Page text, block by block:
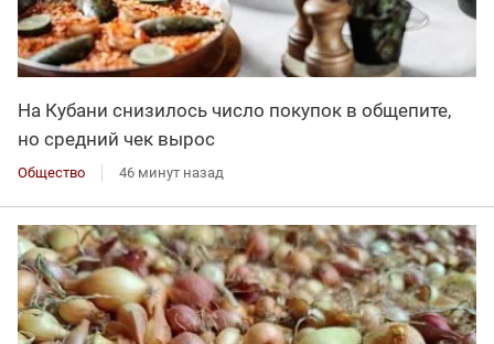
На Кубани снизилось число покупок в общепите,
но средний чек вырос
Общество 46 минут назад